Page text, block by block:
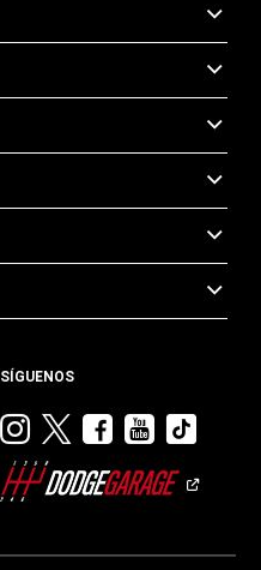
SÍGUENOS
Visitar
Dodge
en
Visitar
en
Visitar
en
Visitar
en en